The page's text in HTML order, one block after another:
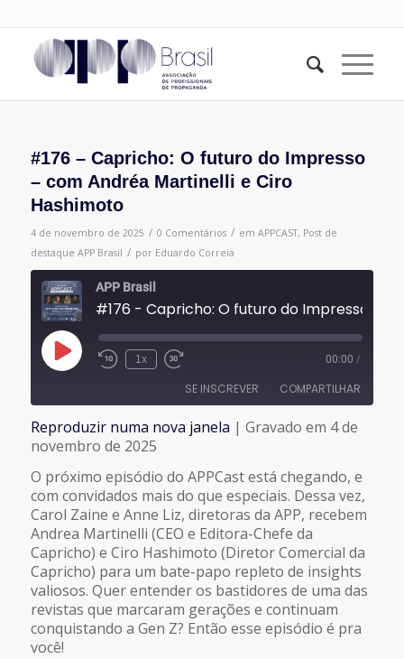
#176 – Capricho: O futuro do Impresso
– com Andréa Martinelli e Ciro
Hashimoto
4 de novembro de 2025 / 0 Comentários / em APPCAST, Post de
destaque APP Brasil / por Eduardo Correia
APP Brasil
Reproduzir
episódio
1x 00:00 /
SE INSCREVER COMPARTILHAR
FEED RSS
COMPARTILHAR
LINK
INCORPORAR
Reproduzir numa nova janela | Gravado em 4 de
novembro de 2025
O próximo episódio do APPCast está chegando, e
com convidados mais do que especiais. Dessa vez,
Carol Zaine e Anne Liz, diretoras da APP, recebem
Andrea Martinelli (CEO e Editora-Chefe da
Capricho) e Ciro Hashimoto (Diretor Comercial da
Capricho) para um bate-papo repleto de insights
valiosos. Quer entender os bastidores de uma das
revistas que marcaram gerações e continuam
conquistando a Gen Z? Então esse episódio é pra
você!